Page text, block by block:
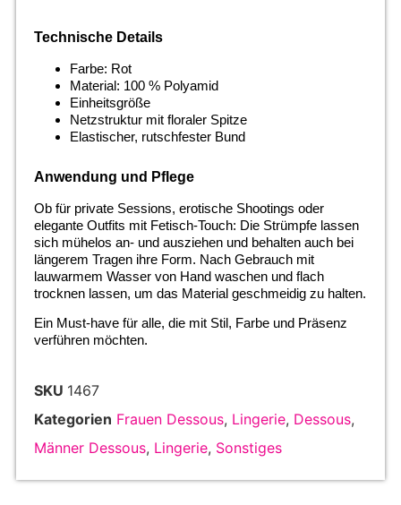
Technische Details
Farbe: Rot
Material: 100 % Polyamid
Einheitsgröße
Netzstruktur mit floraler Spitze
Elastischer, rutschfester Bund
Anwendung und Pflege
Ob für private Sessions, erotische Shootings oder
elegante Outfits mit Fetisch-Touch: Die Strümpfe lassen
sich mühelos an- und ausziehen und behalten auch bei
längerem Tragen ihre Form. Nach Gebrauch mit
lauwarmem Wasser von Hand waschen und flach
trocknen lassen, um das Material geschmeidig zu halten.
Ein Must-have für alle, die mit Stil, Farbe und Präsenz
verführen möchten.
SKU 1467
Kategorien Frauen Dessous, Lingerie, Dessous,
Männer Dessous, Lingerie, Sonstiges